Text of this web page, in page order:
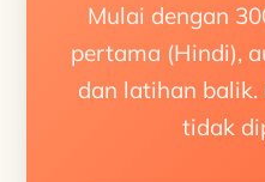
Mulai dengan
pertama (Hindi),
dan latihan
tidak